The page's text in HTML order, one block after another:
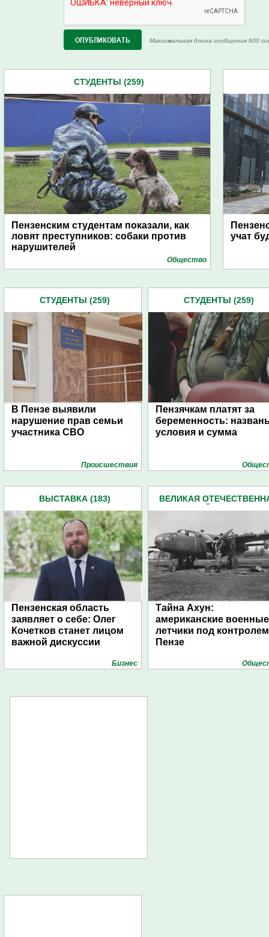
Максимальная длина сообщения 600
СТУДЕНТЫ (259)
Пензенским студентам показали, как
ловят преступников: собаки против
нарушителей
Общество
учат
СТУДЕНТЫ (259)
В Пензе выявили
нарушение прав семьи
участника СВО
Проиcшествия
СТУДЕНТЫ (259)
Пензячкам платят за
беременность:
условия и сумма
ВЫСТАВКА (183)
Пензенская область
заявляет о себе: Олег
Кочетков станет лицом
важной дискуссии
Бизнес
ВЕЛИКАЯ
Тайна Ахун:
американские военные
летчики под
Пензе